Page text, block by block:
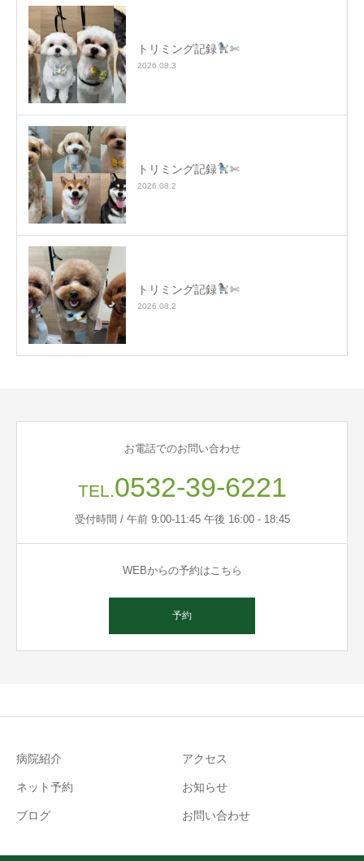
トリミング記録 ✄
2026.08.3
トリミング記録 ✄
2026.08.2
トリミング記録 ✄
2026.08.2
お電話でのお問い合わせ
TEL.0532-39-6221
受付時間 / 午前 9:00-11:45 午後 16:00 - 18:45
WEBからの予約はこちら
予約
病院紹介 アクセス
ネット予約 お知らせ
ブログ お問い合わせ